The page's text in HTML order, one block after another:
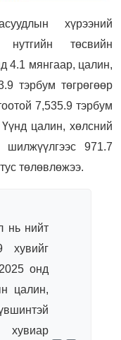
хүрээний
төсвийн
4.1 мянгаар, цалин,
тэрбум төгрөгөөр
7,535.9 тэрбум
цалин, хөлсний
шилжүүлгээс 971.7
төлөвлөжээ.
нь нийт
хувийг
онд
цалин,